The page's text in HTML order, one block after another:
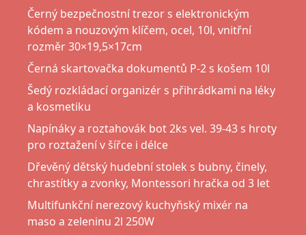
Černý bezpečnostní trezor s elektronickým
kódem a nouzovým klíčem, ocel, 10l, vnitřní
rozměr 30×19,5×17cm
Černá skartovačka dokumentů P-2 s košem 10l
Šedý rozkládací organizér s přihrádkami na léky
a kosmetiku
Napínáky a roztahovák bot 2ks vel. 39-43 s hroty
pro roztažení v šířce i délce
Dřevěný dětský hudební stolek s bubny, činely,
chrastítky a zvonky, Montessori hračka od 3 let
Multifunkční nerezový kuchyňský mixér na
maso a zeleninu 2l 250W